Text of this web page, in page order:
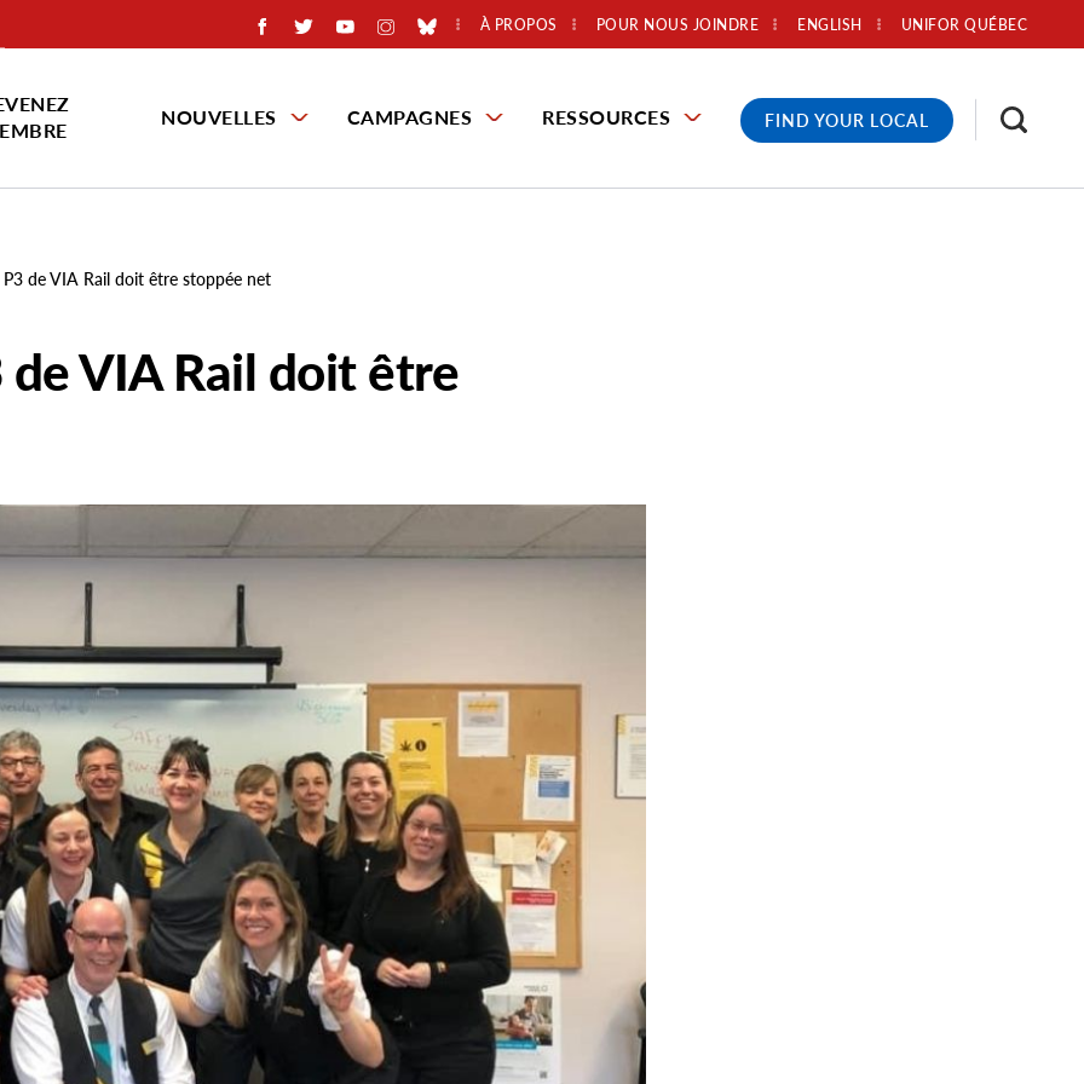
À PROPOS POUR NOUS JOINDRE UNIFOR QUÉBEC
ENGLISH
NOUVELLES CAMPAGNES RESSOURCES FIND YOUR LOCAL
de VIA Rail doit être stoppée net
VIA Rail doit être